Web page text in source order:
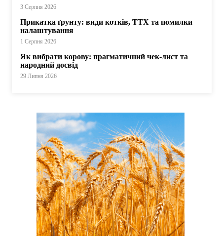
3 Серпня 2026
Прикатка ґрунту: види котків, ТТХ та помилки
налаштування
1 Серпня 2026
Як вибрати корову: прагматичний чек-лист та
народний досвід
29 Липня 2026